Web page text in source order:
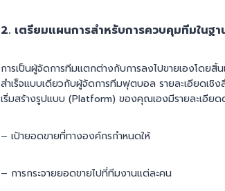
2. เตรียมแผนการสำหรับการควบคุมทีมในฐ
การเป็นผู้จัดการทีมแตกต่างกับการลงไปขายเองโดย
สำเร็จแบบเดียวกับผู้จัดการทีมฟุตบอล รายละเอียดเ
เริ่มสร้างรูปแบบ (Platform) ของคุณเองมีรายละเอีย
– เป้ายอดขายที่ทางองค์กรกำหนดให้
– การกระจายยอดขายไปที่ทีมงานแต่ละคน